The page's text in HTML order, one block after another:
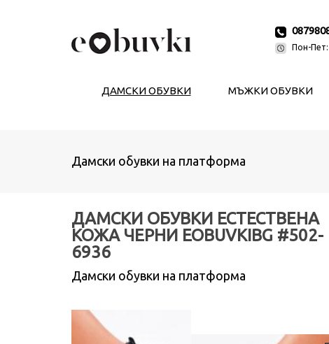
Пон-Пет:
ДАМСКИ ОБУВКИ МЪЖКИ ОБУВКИ
Дамски обувки на платформа
ДАМСКИ ОБУВКИ ЕСТЕСТВЕНА
КОЖА ЧЕРНИ EOBUVKIBG #502-
6936
Дамски обувки на платформа